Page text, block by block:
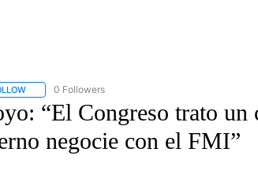
FOLLOW "CNN-SPANISH" TO RECEIVE NOTIFICATIONS
0 Followers
“El Congreso trato un
negocie con el FMI”